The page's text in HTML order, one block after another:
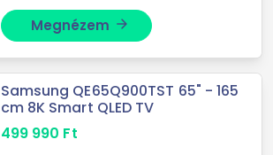
Megnézem arrow_forward
Samsung QE65Q900TST 65" - 165
cm 8K Smart QLED TV
499 990 Ft